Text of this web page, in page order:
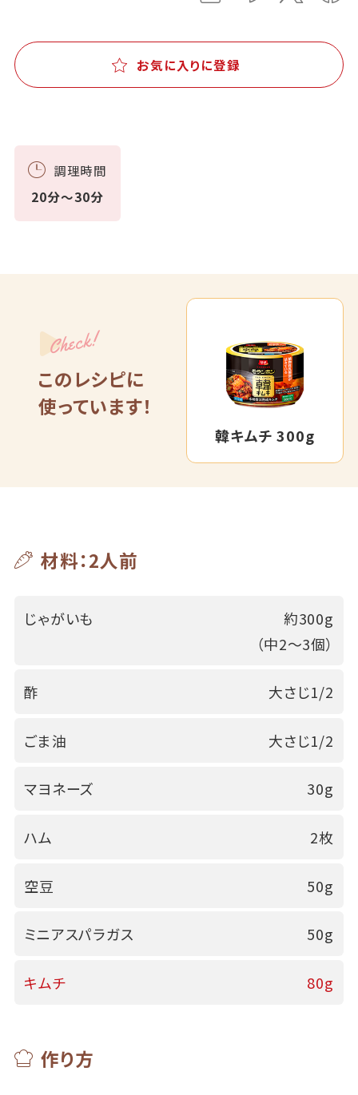
お気に入りに登録
調理時間
20分～30分
Check!
このレシピに
使っています！
韓キムチ 300g
材料：2人前
じゃがいも
約300g
（中2～3個）
酢 大さじ1/2
ごま油 大さじ1/2
マヨネーズ 30g
ハム 2枚
空豆 50g
ミニアスパラガス 50g
キムチ 80g
作り方